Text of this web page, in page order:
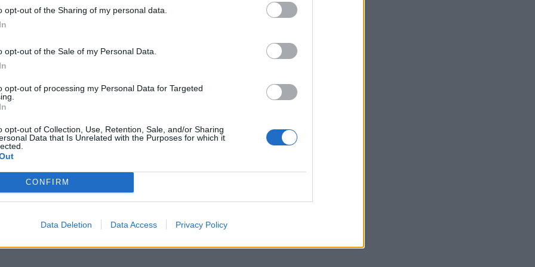
opt-out of the Sharing of my personal data.
opt-out of the Sale of my Personal Data.
opt-out of processing my Personal Data for Targeted
opt-out of Collection, Use, Retention, Sale, and/or Sharing
Data that Is Unrelated with the Purposes for which it
CONFIRM
Data Deletion Data Access Privacy Policy
ja on nähtävissä MTV3-kanavalta sekä